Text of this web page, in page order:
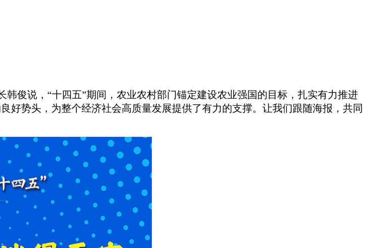
俊说，“十四五”期间，农业农村部门锚定建设农业强国的目标，扎实有力推进
好势头，为整个经济社会高质量发展提供了有力的支撑。让我们跟随海报，共同